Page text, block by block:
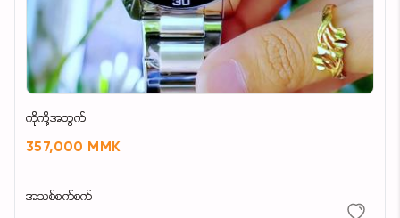
ကိုကို့အတွက်
357,000 MMK
အသစ်စက်စက်